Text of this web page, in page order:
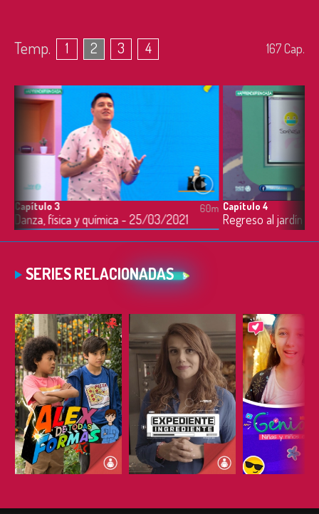
Temp. 1 2 3 4 167Cap.
Capítulo 3
Danza, física y química - 25/03/2021
60m Capítulo 4
Regreso al jardín -
SERIES RELACIONADAS
ESCUCHAR ESCUCHAR